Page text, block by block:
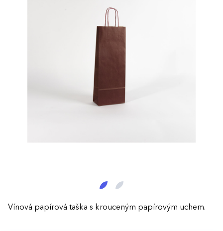
Vínová papírová taška s krouceným papírovým uchem.